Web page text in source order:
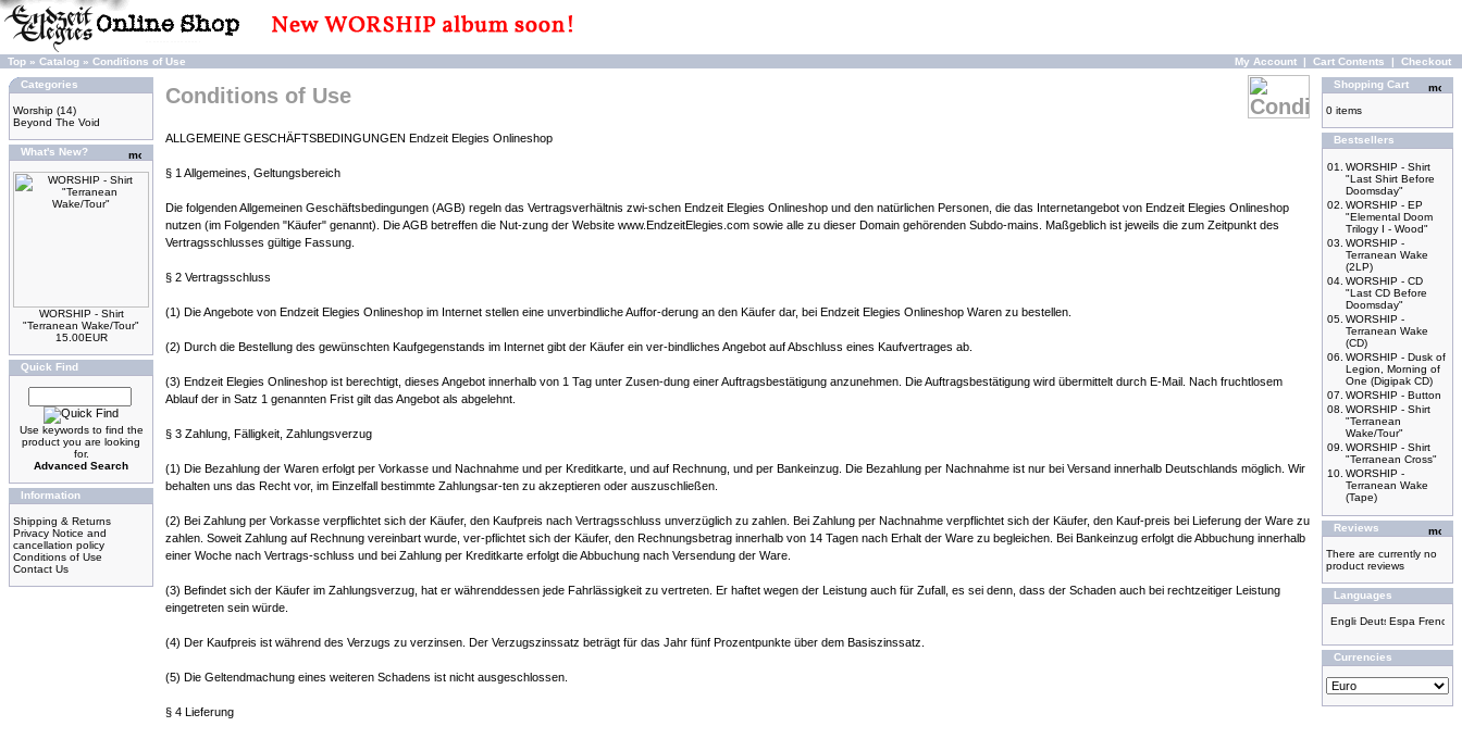
Top » Catalog » Conditions of Use My Account | Cart Contents | Checkout
Categories
Worship (14)
Beyond The Void
What's New?
WORSHIP - Shirt
"Terranean Wake/Tour"
15.00EUR
Quick Find
Use keywords to find the
product you are looking
for.
Advanced Search
Information
Shipping & Returns
Privacy Notice and
cancellation policy
Conditions of Use
Contact Us
Conditions of Use
ALLGEMEINE GESCHÄFTSBEDINGUNGEN Endzeit Elegies Onlineshop
§ 1 Allgemeines, Geltungsbereich
Die folgenden Allgemeinen Geschäftsbedingungen (AGB) regeln das Vertragsverhältnis zwi-schen Endzeit Elegies Onlineshop und den natürlichen Personen, die das Internetangebot von Endzeit Elegies Onlineshop
nutzen (im Folgenden "Käufer" genannt). Die AGB betreffen die Nut-zung der Website www.EndzeitElegies.com sowie alle zu dieser Domain gehörenden Subdo-mains. Maßgeblich ist jeweils die zum Zeitpunkt des
Vertragsschlusses gültige Fassung.
§ 2 Vertragsschluss
(1) Die Angebote von Endzeit Elegies Onlineshop im Internet stellen eine unverbindliche Auffor-derung an den Käufer dar, bei Endzeit Elegies Onlineshop Waren zu bestellen.
(2) Durch die Bestellung des gewünschten Kaufgegenstands im Internet gibt der Käufer ein ver-bindliches Angebot auf Abschluss eines Kaufvertrages ab.
(3) Endzeit Elegies Onlineshop ist berechtigt, dieses Angebot innerhalb von 1 Tag unter Zusen-dung einer Auftragsbestätigung anzunehmen. Die Auftragsbestätigung wird übermittelt durch E-Mail. Nach fruchtlosem
Ablauf der in Satz 1 genannten Frist gilt das Angebot als abgelehnt.
§ 3 Zahlung, Fälligkeit, Zahlungsverzug
(1) Die Bezahlung der Waren erfolgt per Vorkasse und Nachnahme und per Kreditkarte, und auf Rechnung, und per Bankeinzug. Die Bezahlung per Nachnahme ist nur bei Versand innerhalb Deutschlands möglich. Wir
behalten uns das Recht vor, im Einzelfall bestimmte Zahlungsar-ten zu akzeptieren oder auszuschließen.
(2) Bei Zahlung per Vorkasse verpflichtet sich der Käufer, den Kaufpreis nach Vertragsschluss unverzüglich zu zahlen. Bei Zahlung per Nachnahme verpflichtet sich der Käufer, den Kauf-preis bei Lieferung der Ware zu
zahlen. Soweit Zahlung auf Rechnung vereinbart wurde, ver-pflichtet sich der Käufer, den Rechnungsbetrag innerhalb von 14 Tagen nach Erhalt der Ware zu begleichen. Bei Bankeinzug erfolgt die Abbuchung innerhalb
einer Woche nach Vertrags-schluss und bei Zahlung per Kreditkarte erfolgt die Abbuchung nach Versendung der Ware.
(3) Befindet sich der Käufer im Zahlungsverzug, hat er währenddessen jede Fahrlässigkeit zu vertreten. Er haftet wegen der Leistung auch für Zufall, es sei denn, dass der Schaden auch bei rechtzeitiger Leistung
eingetreten sein würde.
(4) Der Kaufpreis ist während des Verzugs zu verzinsen. Der Verzugszinssatz beträgt für das Jahr fünf Prozentpunkte über dem Basiszinssatz.
(5) Die Geltendmachung eines weiteren Schadens ist nicht ausgeschlossen.
§ 4 Lieferung
Shopping Cart
0 items
Bestsellers
01.
WORSHIP - Shirt
"Last Shirt Before
Doomsday"
02. WORSHIP - EP
"Elemental Doom
Trilogy I - Wood"
03. WORSHIP -
Terranean Wake
(2LP)
04. WORSHIP - CD
"Last CD Before
Doomsday"
05. WORSHIP -
Terranean Wake
(CD)
06. WORSHIP - Dusk of
Legion, Morning of
One (Digipak CD)
07. WORSHIP - Button
08. WORSHIP - Shirt
"Terranean
Wake/Tour"
09. WORSHIP - Shirt
"Terranean Cross"
10. WORSHIP -
Terranean Wake
(Tape)
Reviews
There are currently no
product reviews
Languages
Currencies